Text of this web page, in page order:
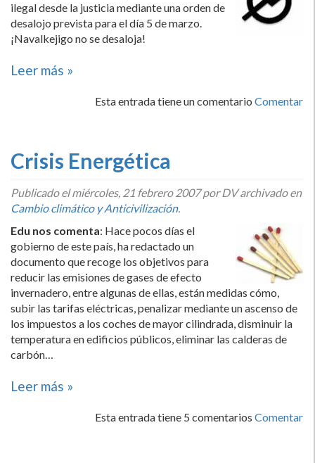
ilegal desde la justicia mediante una orden de
desalojo prevista para el dí­a 5 de marzo.
¡Navalkejigo no se desaloja!
Leer más »
Esta entrada tiene un comentario Comentar
Crisis Energética
Publicado elmiércoles, 21 febrero 2007por DV archivado en
Cambio climático y Anticivilización.
Edu nos comenta: Hace pocos dí­as el
gobierno de este paí­s, ha redactado un
documento que recoge los objetivos para
reducir las emisiones de gases de efecto
invernadero, entre algunas de ellas, están medidas cómo,
subir las tarifas eléctricas, penalizar mediante un ascenso de
los impuestos a los coches de mayor cilindrada, disminuir la
temperatura en edificios públicos, eliminar las calderas de
carbón…
Leer más »
Esta entrada tiene 5 comentarios Comentar